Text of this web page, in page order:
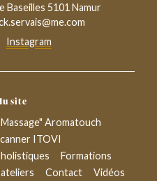
Baseilles 5101 Namur
Instagram
site
Aromatouch
ITOVI
Formations
Contact Vidéos